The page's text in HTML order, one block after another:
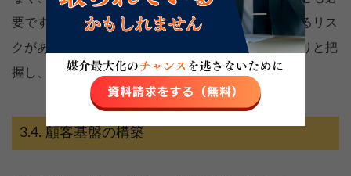
要です。資金繰りを誤ると、事業が成り立たなくなるリス
クがありますので、収入と支出のバランスをしっかりと把
握し、無理のない運営を心がけましょう。
顧客基盤の構築